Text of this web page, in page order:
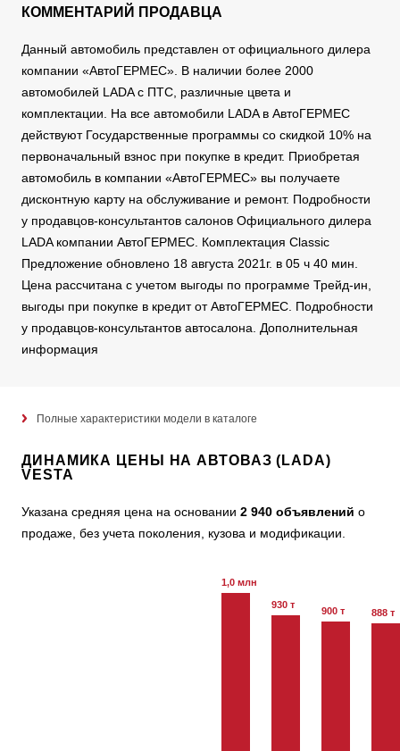
КОММЕНТАРИЙ ПРОДАВЦА
Данный автомобиль представлен от официального дилера
компании «АвтоГЕРМЕС». В наличии более 2000
автомобилей LADA с ПТС, различные цвета и
комплектации. На все автомобили LADA в АвтоГЕРМЕС
действуют Государственные программы со скидкой 10% на
первоначальный взнос при покупке в кредит. Приобретая
автомобиль в компании «АвтоГЕРМЕС» вы получаете
дисконтную карту на обслуживание и ремонт. Подробности
у продавцов-консультантов салонов Официального дилера
LADA компании АвтоГЕРМЕС. Комплектация Classic
Предложение обновлено 18 августа 2021г. в 05 ч 40 мин.
Цена рассчитана с учетом выгоды по программе Трейд-ин,
выгоды при покупке в кредит от АвтоГЕРМЕС. Подробности
у продавцов-консультантов автосалона. Дополнительная
информация
Полные характеристики модели в каталоге
ДИНАМИКА ЦЕНЫ НА АВТОВАЗ (LADA)
VESTA
Указана средняя цена на основании 2 940 объявлений о
продаже, без учета поколения, кузова и модификации.
1,0 млн
930 т
900 т 888 т